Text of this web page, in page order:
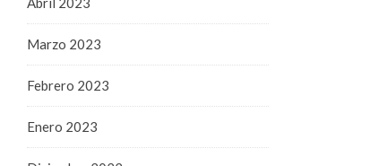
Marzo 2023
Febrero 2023
Enero 2023